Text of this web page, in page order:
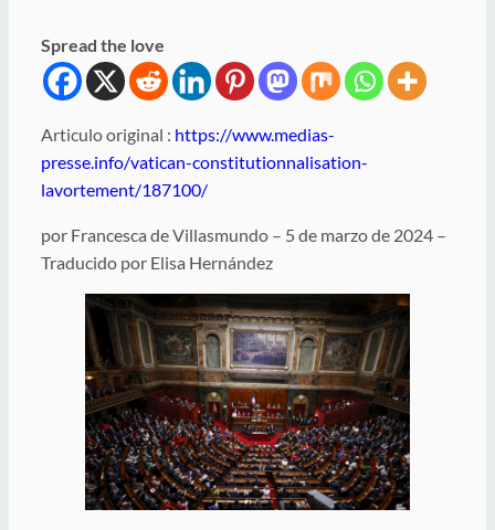
Spread the love
Articulo original : https://www.medias-
presse.info/vatican-constitutionnalisation-
lavortement/187100/
por Francesca de Villasmundo – 5 de marzo de 2024 –
Traducido por Elisa Hernández